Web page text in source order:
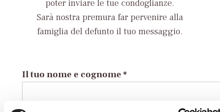
poter inviare le tue condoglianze.
Sarà nostra premura far pervenire alla
famiglia del defunto il tuo messaggio.
Il tuo nome e cognome *